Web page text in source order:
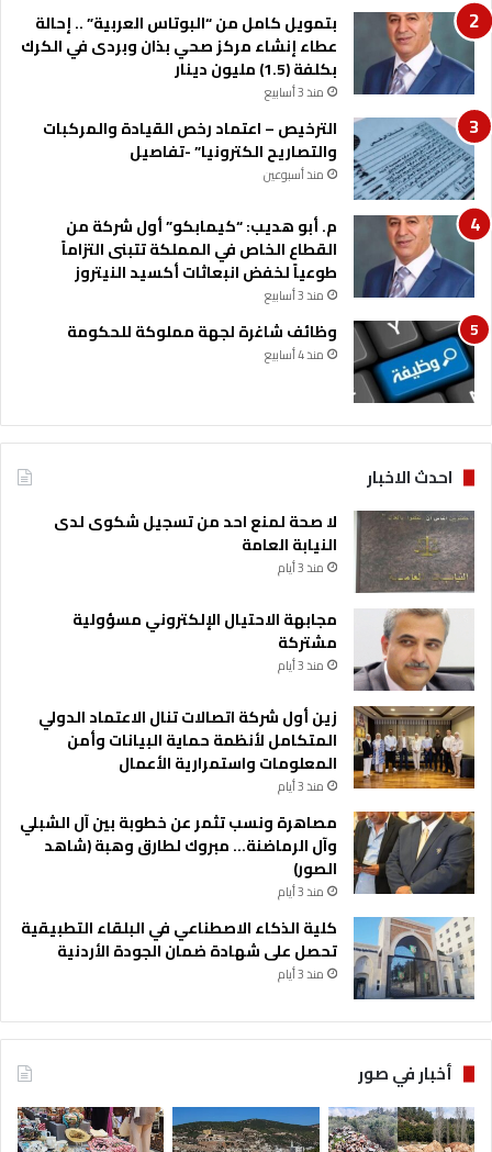
بتمويل كامل من “البوتاس العربية” .. إحالة
عطاء إنشاء مركز صحي بذان وبردى في الكرك
بكلفة (1.5) مليون دينار
منذ 3 أسابيع
الترخيص – اعتماد رخص القيادة والمركبات
والتصاريح الكترونيا” -تفاصيل
منذ أسبوعين
م. أبو هديب: “كيمابكو” أول شركة من
القطاع الخاص في المملكة تتبنى التزاماً
طوعياً لخفض انبعاثات أكسيد النيتروز
منذ 3 أسابيع
وظائف شاغرة لجهة مملوكة للحكومة
منذ 4 أسابيع
احدث الاخبار
لا صحة لمنع احد من تسجيل شكوى لدى
النيابة العامة
منذ 3 أيام
مجابهة الاحتيال الإلكتروني مسؤولية
مشتركة
منذ 3 أيام
زين أول شركة اتصالات تنال الاعتماد الدولي
المتكامل لأنظمة حماية البيانات وأمن
المعلومات واستمرارية الأعمال
منذ 3 أيام
مصاهرة ونسب تثمر عن خطوبة بين آل الشبلي
وآل الرماضنة… مبروك لطارق وهبة (شاهد
الصور)
منذ 3 أيام
كلية الذكاء الاصطناعي في البلقاء التطبيقية
تحصل على شهادة ضمان الجودة الأردنية
منذ 3 أيام
أخبار في صور